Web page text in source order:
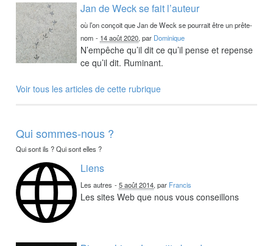
Jan de Weck se fait l’auteur
où l’on conçoit que Jan de Weck se pourrait être un prête-
nom - 14 août 2020, par Dominique
N’empêche qu’il dit ce qu’il pense et repense
ce qu’il dit. Ruminant.
Voir tous les articles de cette rubrique
Qui sommes-nous ?
Qui sont ils ? Qui sont elles ?
Liens
Les autres -5 août 2014, par Francis
Les sites Web que nous vous conseillons